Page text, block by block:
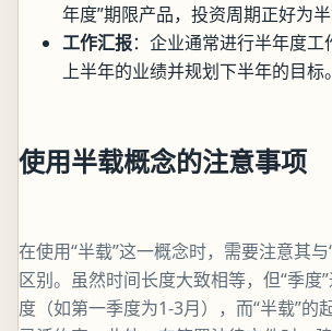
年度”期限产品，投资周期正好为半
工作汇报：企业通常进行半年度工
上半年的业绩并规划下半年的目标。
使用半载概念的注意事项
在使用“半载”这一概念时，需要注意其与
区别。虽然时间长度大致相等，但“季度
度（如第一季度为1-3月），而“半载”的